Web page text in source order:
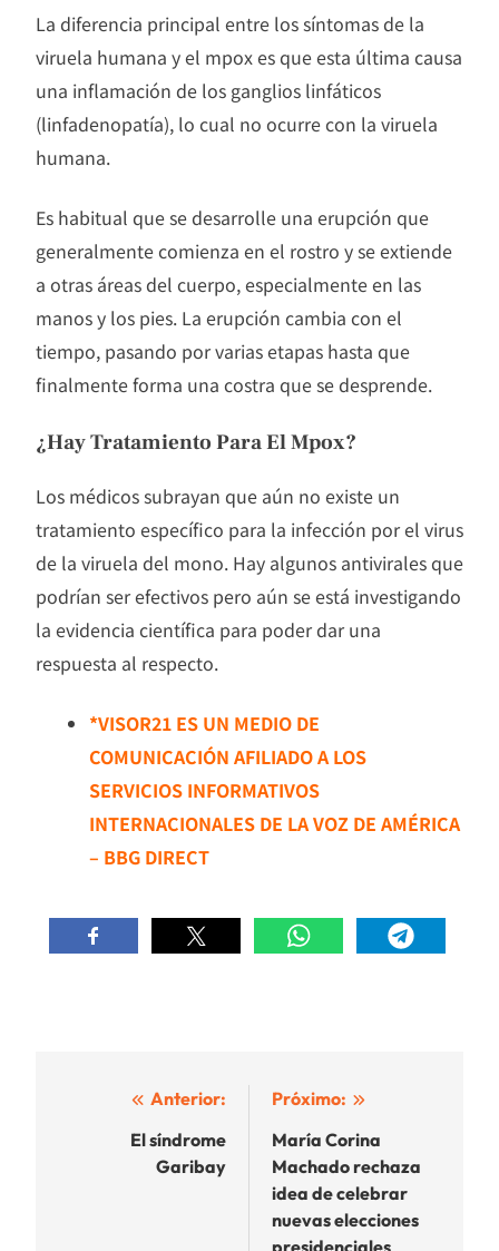
La diferencia principal entre los síntomas de la
viruela humana y el mpox es que esta última causa
una inflamación de los ganglios linfáticos
(linfadenopatía), lo cual no ocurre con la viruela
humana.
Es habitual que se desarrolle una erupción que
generalmente comienza en el rostro y se extiende
a otras áreas del cuerpo, especialmente en las
manos y los pies. La erupción cambia con el
tiempo, pasando por varias etapas hasta que
finalmente forma una costra que se desprende.
¿Hay Tratamiento Para El Mpox?
Los médicos subrayan que aún no existe un
tratamiento específico para la infección por el virus
de la viruela del mono. Hay algunos antivirales que
podrían ser efectivos pero aún se está investigando
la evidencia científica para poder dar una
respuesta al respecto.
*VISOR21 ES UN MEDIO DE
COMUNICACIÓN AFILIADO A LOS
SERVICIOS INFORMATIVOS
INTERNACIONALES DE LA VOZ DE AMÉRICA
– BBG DIRECT
Navegación
entradas
Anterior:
El síndrome
Garibay
Próximo:
María Corina
Machado rechaza
idea de celebrar
nuevas elecciones
presidenciales